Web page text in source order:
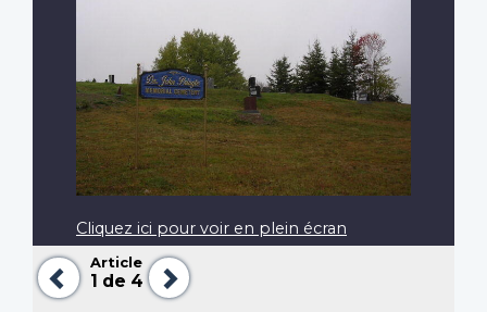
Précédent
Article
1 de 4
Suivant
Cliquez ici pour voir en plein écran